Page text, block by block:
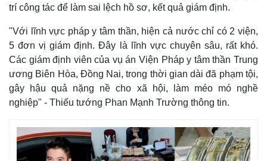
Thế giới
Cuộc sống đó đây
Hồ sơ
Multimedia
Ảnh
E-Magazine
trí công tác để làm sai lệch hồ sơ, kết quả giám định.
"Với lĩnh vực pháp y tâm thần, hiện cả nước chỉ có 2 viện,
5 đơn vị giám định. Đây là lĩnh vực chuyên sâu, rất khó.
Các giám định viên của vụ án Viện Pháp y tâm thần Trung
ương Biên Hòa, Đồng Nai, trong thời gian dài đã phạm tội,
gây hậu quả nặng nề cho xã hội, làm méo mó nghề
nghiệp" - Thiếu tướng Phan Mạnh Trường thông tin.